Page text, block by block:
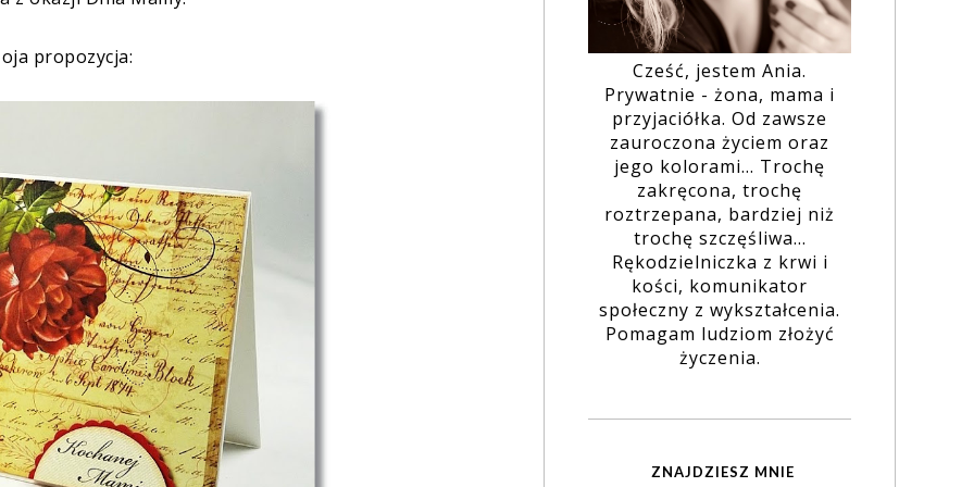
propozycja:
Cześć, jestem Ania.
Prywatnie - żona, mama i
przyjaciółka. Od zawsze
zauroczona życiem oraz
jego kolorami... Trochę
zakręcona, trochę
roztrzepana, bardziej niż
trochę szczęśliwa...
Rękodzielniczka z krwi i
kości, komunikator
społeczny z wykształcenia.
Pomagam ludziom złożyć
życzenia.
ZNAJDZIESZ MNIE